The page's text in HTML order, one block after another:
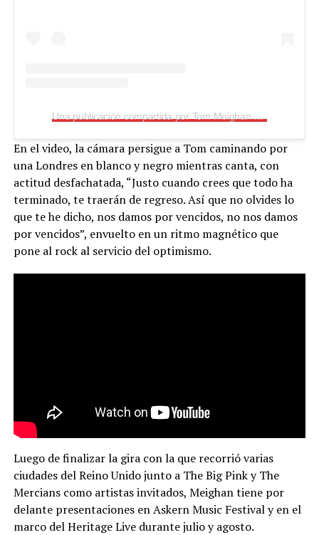
Una publicación compartida por Tom Meighan (@tommeighanofficial)
En el video, la cámara persigue a Tom caminando por
una Londres en blanco y negro mientras canta, con
actitud desfachatada, “Justo cuando crees que todo ha
terminado, te traerán de regreso. Así que no olvides lo
que te he dicho, nos damos por vencidos, no nos damos
por vencidos”, envuelto en un ritmo magnético que
pone al rock al servicio del optimismo.
Luego de finalizar la gira con la que recorrió varias
ciudades del Reino Unido junto a The Big Pink y The
Mercians como artistas invitados, Meighan tiene por
delante presentaciones en Askern Music Festival y en el
marco del Heritage Live durante julio y agosto.